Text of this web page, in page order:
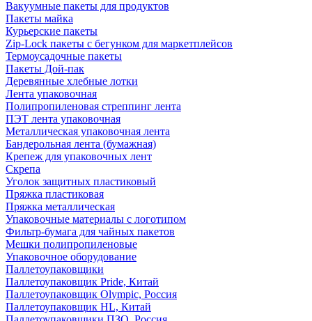
Вакуумные пакеты для продуктов
Пакеты майка
Курьерские пакеты
Zip-Lock пакеты с бегунком для маркетплейсов
Термоусадочные пакеты
Пакеты Дой-пак
Деревянные хлебные лотки
Лента упаковочная
Полипропиленовая стреппинг лента
ПЭТ лента упаковочная
Металлическая упаковочная лента
Бандерольная лента (бумажная)
Крепеж для упаковочных лент
Скрепа
Уголок защитных пластиковый
Пряжка пластиковая
Пряжка металлическая
Упаковочные материалы с логотипом
Фильтр-бумага для чайных пакетов
Мешки полипропиленовые
Упаковочное оборудование
Паллетоупаковщики
Паллетоупаковщик Pride, Китай
Паллетоупаковщик Olympic, Россия
Паллетоупаковщик HL, Китай